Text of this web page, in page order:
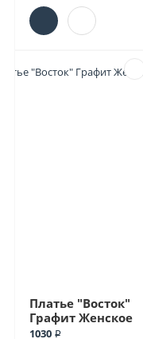
Платье "Восток"
Графит Женское
1030 ₽